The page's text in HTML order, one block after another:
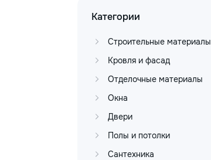
Категории
Строительные материалы
Кровля и фасад
Отделочные материалы
Окна
Двери
Полы и потолки
Сантехника